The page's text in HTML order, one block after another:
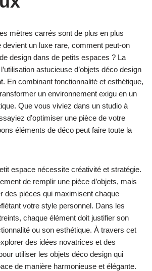
mètres carrés sont de plus en plus
devient un luxe rare, comment peut-on
design dans de petits espaces ? La
astucieuse d’objets déco design
En combinant fonctionnalité et esthétique,
un environnement exigu en un
Que vous viviez dans un studio à
d’optimiser une pièce de votre
éléments de déco peut faire toute la
espace nécessite créativité et stratégie.
de remplir une pièce d’objets, mais
des pièces qui maximisent chaque
votre style personnel. Dans les
chaque élément doit justifier son
ou son esthétique. À travers cet
des idées novatrices et des
utiliser les objets déco design qui
de manière harmonieuse et élégante.